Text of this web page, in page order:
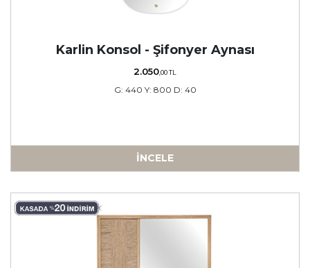
Karlin Konsol - Şifonyer Aynası
2.050,00 TL
G: 440 Y: 800 D: 40
İNCELE
a